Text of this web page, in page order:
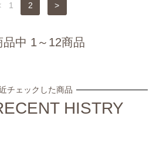
1 2 >
品中 1～12商品
チェックした商品
HISTRY